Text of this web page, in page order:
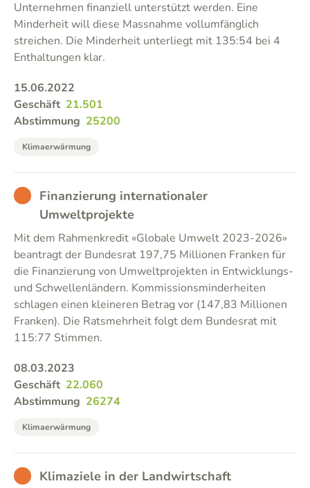
Unternehmen finanziell unterstützt werden. Eine
Minderheit will diese Massnahme vollumfänglich
streichen. Die Minderheit unterliegt mit 135:54 bei 4
Enthaltungen klar.
15.06.2022
Geschäft 21.501
Abstimmung 25200
Klimaerwärmung
BAD Finanzierung internationaler
Umweltprojekte
Mit dem Rahmenkredit «Globale Umwelt 2023-2026»
beantragt der Bundesrat 197,75 Millionen Franken für
die Finanzierung von Umweltprojekten in Entwicklungs-
und Schwellenländern. Kommissionsminderheiten
schlagen einen kleineren Betrag vor (147,83 Millionen
Franken). Die Ratsmehrheit folgt dem Bundesrat mit
115:77 Stimmen.
08.03.2023
Geschäft 22.060
Abstimmung 26274
Klimaerwärmung
BAD Klimaziele in der Landwirtschaft